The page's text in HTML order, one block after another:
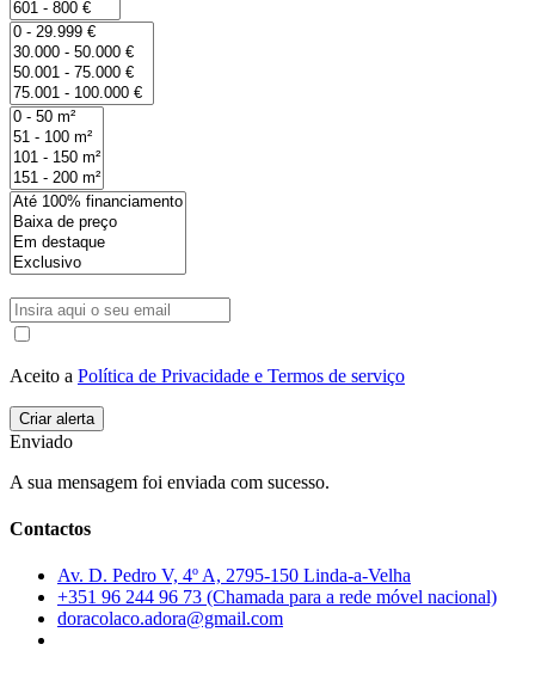
Aceito a Política de Privacidade e Termos de serviço
Enviado
A sua mensagem foi enviada com sucesso.
Contactos
Av. D. Pedro V, 4º A, 2795-150 Linda-a-Velha
+351 96 244 96 73 (Chamada para a rede móvel nacional)
doracolaco.adora@gmail.com